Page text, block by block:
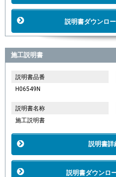
説明書ダウンロ
施工説明書
説明書品番
H06549N
説明書名称
施工説明書
説明書詳
説明書ダウンロ